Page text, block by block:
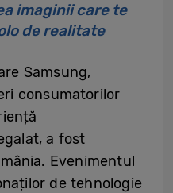
imaginii care te
de realitate
Samsung,
consumatorilor
a fost
Evenimentul
de tehnologie